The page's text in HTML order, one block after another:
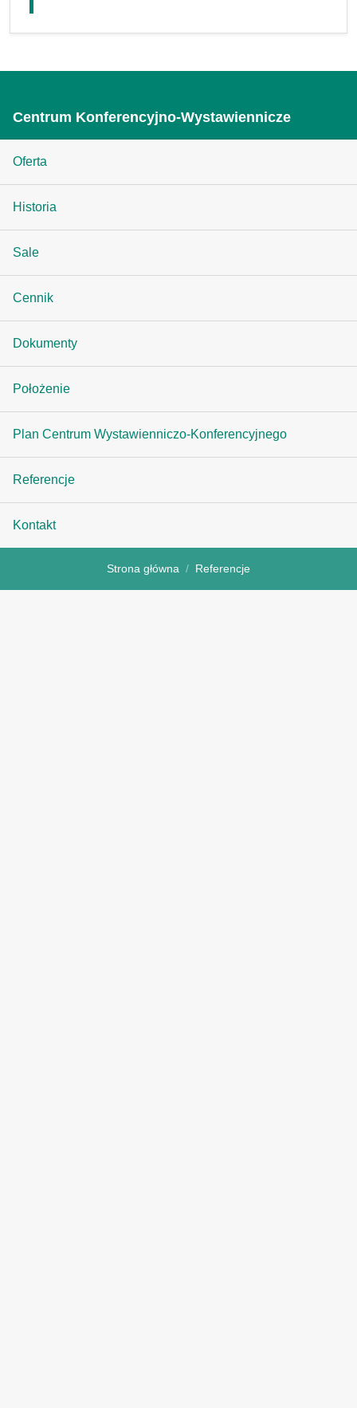
Centrum Konferencyjno-Wystawiennicze
Oferta
Historia
Sale
Cennik
Dokumenty
Położenie
Plan Centrum Wystawienniczo-Konferencyjnego
Referencje
Kontakt
Strona główna Referencje